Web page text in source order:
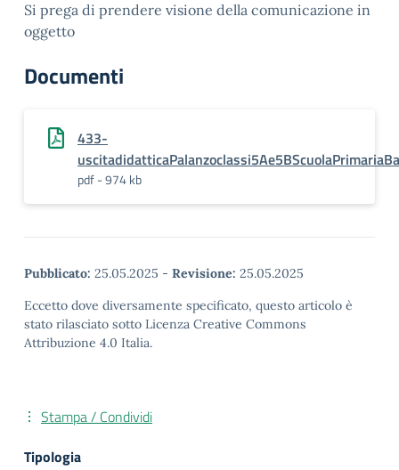
Si prega di prendere visione della comunicazione in
oggetto
Documenti
433-
pdf - 974 kb
Pubblicato: 25.05.2025 - Revisione: 25.05.2025
Eccetto dove diversamente specificato, questo articolo è
stato rilasciato sotto Licenza Creative Commons
Attribuzione 4.0 Italia.
Stampa / Condividi
Tipologia